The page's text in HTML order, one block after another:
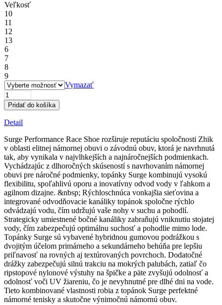
Veľkosť
10
11
12
13
6
7
8
9
Vymazať
množstvo
Surge
Performance
Race
–
biele
Pridať do košíka
Detail
Surge Performance Race Shoe rozširuje reputáciu spoločnosti Zhik
v oblasti elitnej námornej obuvi o závodnú obuv, ktorá je navrhnutá
tak, aby vynikala v najvlhkejších a najnáročnejších podmienkach.
Vychádzajúc z dlhoročných skúseností s navrhovaním námornej
obuvi pre náročné podmienky, topánky Surge kombinujú vysokú
flexibilitu, spoľahlivú oporu a inovatívny odvod vody v ľahkom a
agilnom dizajne. &nbsp; Rýchloschnúca vonkajšia sieťovina a
integrované odvodňovacie kanáliky topánok spoločne rýchlo
odvádzajú vodu, čím udržujú vaše nohy v suchu a pohodlí.
Strategicky umiestnené bočné kanáliky zabraňujú vniknutiu stojatej
vody, čím zabezpečujú optimálnu suchosť a pohodlie mimo lode.
Topánky Surge sú vybavené hybridnou gumovou podrážkou s
dvojitým účelom primárneho a sekundárneho behúňa pre lepšiu
priľnavosť na rovných aj textúrovaných povrchoch. Dodatočné
drážky zabezpečujú silnú trakciu na mokrých palubách, zatiaľ čo
ripstopové nylonové výstuhy na špičke a päte zvyšujú odolnosť a
odolnosť voči UV žiareniu, čo je nevyhnutné pre dlhé dni na vode.
Tieto kombinované vlastnosti robia z topánok Surge perfektné
námorné tenisky a skutočne výnimočnú námornú obuv.